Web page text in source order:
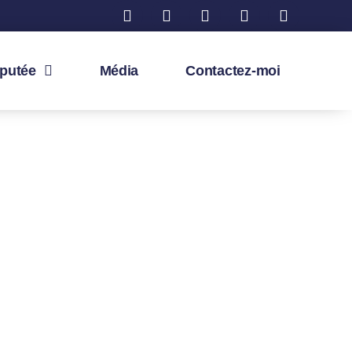
Média Contactez-moi